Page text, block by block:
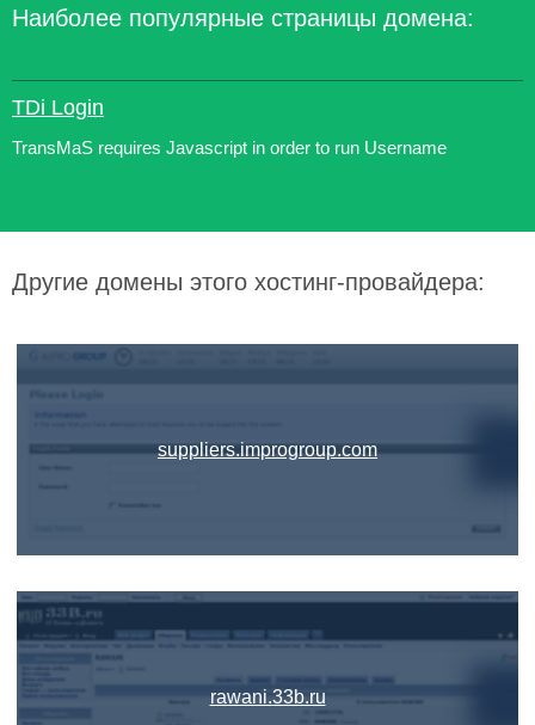
Наиболее популярные страницы домена:
TDi Login
TransMaS requires Javascript in order to run Username
Другие домены этого хостинг-провайдера:
suppliers.improgroup.com
rawani.33b.ru